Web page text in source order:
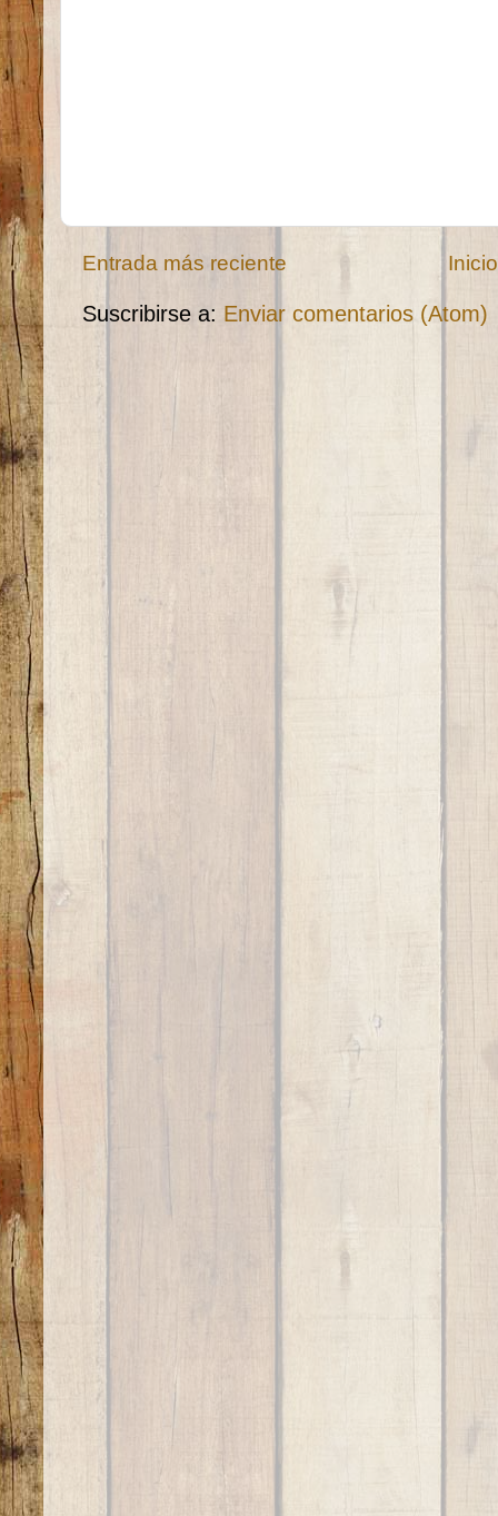
Entrada más reciente Inicio
Suscribirse a: Enviar comentarios (Atom)